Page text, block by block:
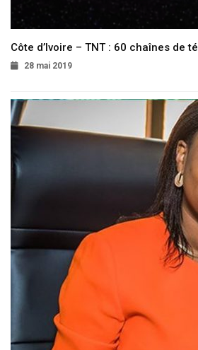
Côte d’Ivoire – TNT : 60 chaînes de
28 mai 2019